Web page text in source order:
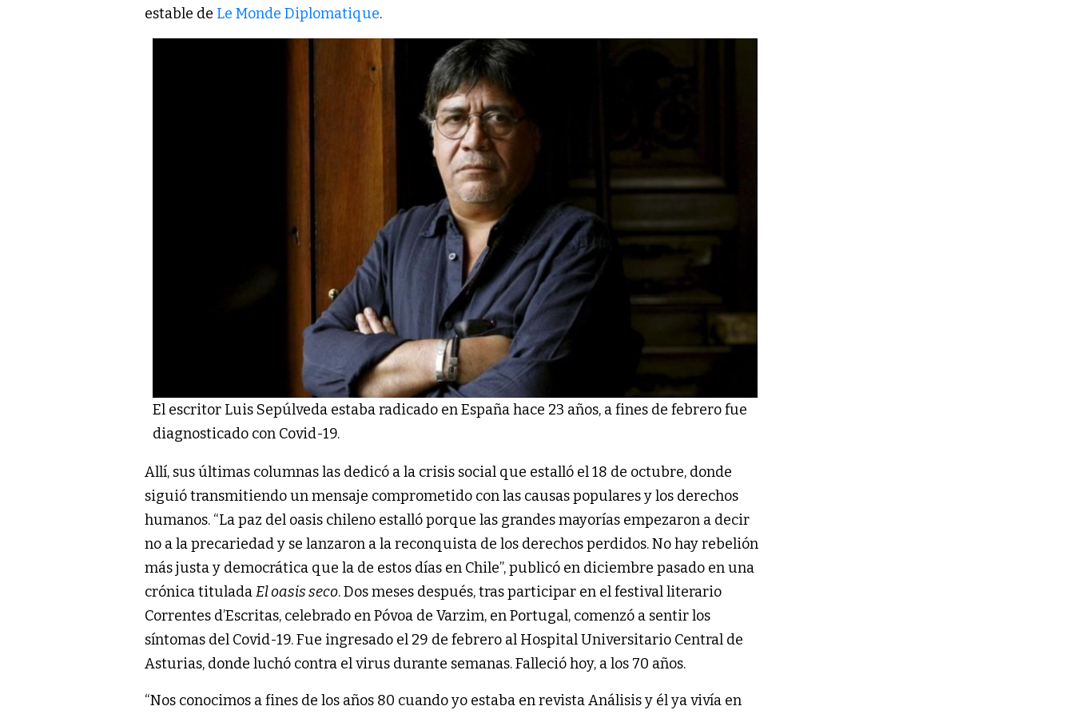
estable de Le Monde Diplomatique.
El escritor Luis Sepúlveda estaba radicado en España hace 23 años, a fines de febrero fue
diagnosticado con Covid-19.
Allí, sus últimas columnas las dedicó a la crisis social que estalló el 18 de octubre, donde
siguió transmitiendo un mensaje comprometido con las causas populares y los derechos
humanos. “La paz del oasis chileno estalló porque las grandes mayorías empezaron a decir
no a la precariedad y se lanzaron a la reconquista de los derechos perdidos. No hay rebelión
más justa y democrática que la de estos días en Chile”, publicó en diciembre pasado en una
crónica tituladaEl oasis seco. Dos meses después, tras participar en el festival literario
Correntes d’Escritas, celebrado en Póvoa de Varzim, en Portugal, comenzó a sentir los
síntomas del Covid-19. Fue ingresado el 29 de febrero al Hospital Universitario Central de
Asturias, donde luchó contra el virus durante semanas. Falleció hoy, a los 70 años.
“Nos conocimos a fines de los años 80 cuando yo estaba en revista Análisis y él ya vivía en